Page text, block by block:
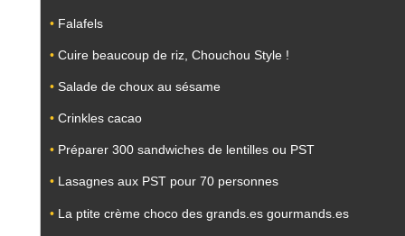
• Falafels
• Cuire beaucoup de riz, Chouchou Style !
• Salade de choux au sésame
• Crinkles cacao
• Préparer 300 sandwiches de lentilles ou PST
• Lasagnes aux PST pour 70 personnes
• La ptite crème choco des grands.es gourmands.es